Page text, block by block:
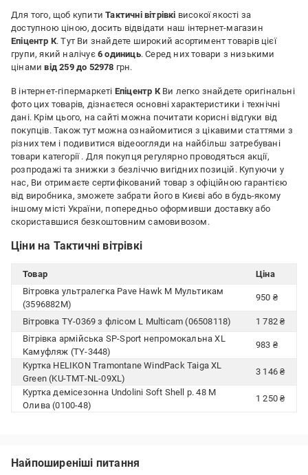
Для того, щоб купитиТактичні вітрівкі високої якості за
доступною ціною, досить відвідати наш інтернет-магазин
Епіцентр К. Тут Ви знайдете широкий асортимент товарів цієї
групи, який налічує 6 одиниць. Серед них товари з низькими
цінамивід 259 до 52978 грн.
В інтернет-гіпермаркеті Епіцентр КВи легко знайдете оригінальні
фото цих товарів, дізнаєтеся основні характеристики і технічні
дані. Крім цього, на сайті можна почитати корисні відгуки від
покупців. Також тут можна ознайомитися з цікавими статтями з
різних тем і подивитися відеоогляди на найбільш затребувані
товари категорії . Для покупця регулярно проводяться акції,
розпродажі та знижки з безліччю вигідних позицій. Купуючи у
нас, Ви отримаєте сертифікований товар з офіційною гарантією
від виробника, зможете забрати його в Києві або в будь-якому
іншому місті України, попередньо оформивши доставку або
скориставшися безкоштовним самовивозом.
Ціни на Тактичні вітрівкі
Товар
Ціна
Вітровка ультралегка Pave Hawk M Мультикам
(3596882M)
950 ₴
Вітровка TY-0369 з флісом L Multicam (06508118)
1 782 ₴
Вітрівка армійська SP-Sport непромокальна XL
Камуфляж (TY-3448)
983 ₴
Куртка HELIKON Tramontane WindPack Taiga XL
Green (KU-TMT-NL-09XL)
3 146 ₴
Куртка демісезонна Undolini Soft Shell р. 48 M
Олива (0100-48)
1 250 ₴
Найпоширеніші питання